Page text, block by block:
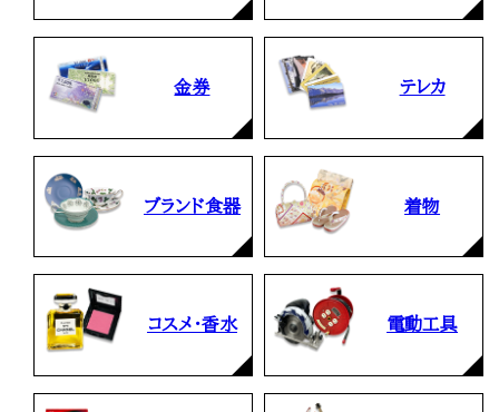
金券 テレカ
ブランド食器 着物
コスメ・香水 電動工具